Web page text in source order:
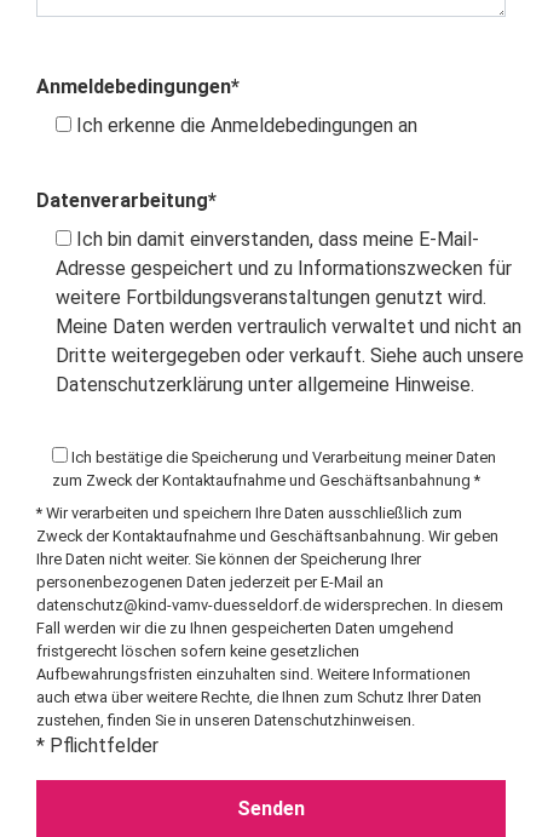
Anmeldebedingungen*
Ich erkenne die Anmeldebedingungen an
Datenverarbeitung*
Ich bin damit einverstanden, dass meine E-Mail-
Adresse gespeichert und zu Informationszwecken für
weitere Fortbildungsveranstaltungen genutzt wird.
Meine Daten werden vertraulich verwaltet und nicht an
Dritte weitergegeben oder verkauft. Siehe auch unsere
Datenschutzerklärung unter allgemeine Hinweise.
Ich bestätige die Speicherung und Verarbeitung meiner Daten
zum Zweck der Kontaktaufnahme und Geschäftsanbahnung *
* Wir verarbeiten und speichern Ihre Daten ausschließlich zum
Zweck der Kontaktaufnahme und Geschäftsanbahnung. Wir geben
Ihre Daten nicht weiter. Sie können der Speicherung Ihrer
personenbezogenen Daten jederzeit per E-Mail an
datenschutz@kind-vamv-duesseldorf.de widersprechen. In diesem
Fall werden wir die zu Ihnen gespeicherten Daten umgehend
fristgerecht löschen sofern keine gesetzlichen
Aufbewahrungsfristen einzuhalten sind. Weitere Informationen
auch etwa über weitere Rechte, die Ihnen zum Schutz Ihrer Daten
zustehen, finden Sie in unseren Datenschutzhinweisen.
* Pflichtfelder